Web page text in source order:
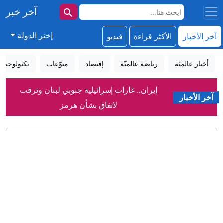
آخر خبر
آخر الأخبار الأكثر قراءة فيديو إختر الدولة
أخبار عالميّة رياضة عالميّة إقتصاد منوّعات تكنولوجيا
آخر الأخبار
لاتفاق بشأن هرمز
رغم تقدم المفاوضات مع عُمان.. إيران